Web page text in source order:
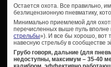
Остается охота. Все правильно,
безлицензионную пневматику,
Минимально приемлемой для
перечисленных выше пуль вполне
стрельбы»). И все бы хорошо, вот
навесную стрельбу в сообществе
Грубо говоря, дальние (для
недоступны, максимум – 35-40